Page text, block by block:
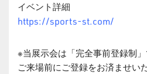
イベント詳細
https://sports-st.com/
※当展示会は「完全事前登録制」
ご来場前にご登録をお済ませい